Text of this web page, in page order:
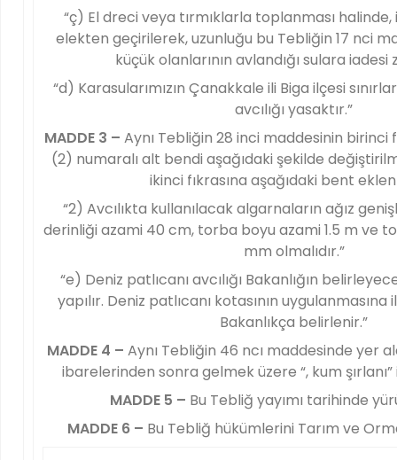
“ç) El dreci veya tırmıklarla toplanması
elekten geçirilerek, uzunluğu bu Tebliğin 17 nci
küçük olanlarının avlandığı sulara iadesi
“d) Karasularımızın Çanakkale ili Biga ilçesi
avcılığı yasaktır.”
MADDE 3 – Aynı Tebliğin 28 inci maddesinin birinci
(2) numaralı alt bendi aşağıdaki şekilde
ikinci fıkrasına aşağıdaki bent
“2) Avcılıkta kullanılacak algarnaların ağız
derinliği azami 40 cm, torba boyu azami 1.5 m ve
mm olmalıdır.”
“e) Deniz patlıcanı avcılığı Bakanlığın
yapılır. Deniz patlıcanı kotasının
Bakanlıkça belirlenir.”
MADDE 4 – Aynı Tebliğin 46 ncı maddesinde yer
ibarelerinden sonra gelmek üzere “, kum
MADDE 5 – Bu Tebliğ yayımı tarihinde
MADDE 6 – Bu Tebliğ hükümlerini Tarım ve